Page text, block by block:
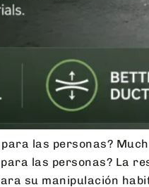
las personas?
las personas? La
su manipulación